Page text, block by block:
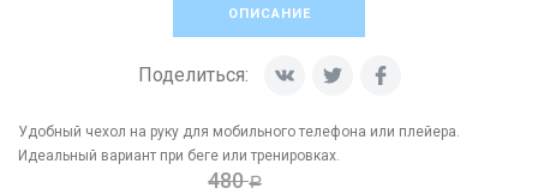
ОПИСАНИЕ
Поделиться:
Удобный чехол на руку для мобильного телефона или плейера.
Идеальный вариант при беге или тренировках.
480a